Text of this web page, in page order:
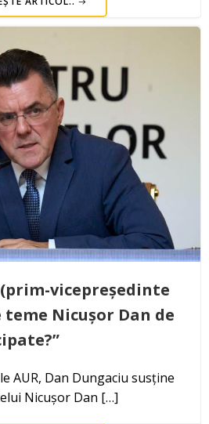
vicepreședinte
teme Nicușor Dan de
AUR, Dan Dungaciu susține
Nicușor Dan […]